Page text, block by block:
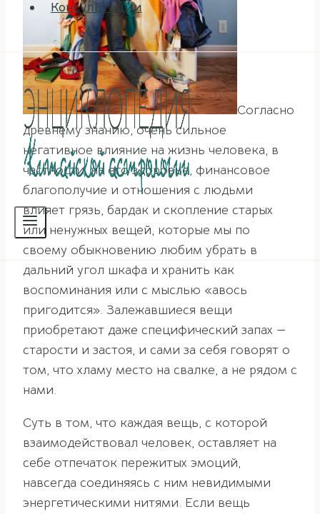
Консультации
Согласно
древнему знанию, очень сильное
негативное влияние на жизнь человека, в
частности, на его здоровье, финансовое
благополучие и отношения с людьми
влияет грязь, бардак и скопление старых
или ненужных вещей, которые мы по
своему обыкновению любим убрать в
дальний угол шкафа и хранить как
воспоминания или с мыслью «авось
пригодится». Залежавшиеся вещи
приобретают даже специфический запах —
старости и застоя, и сами за себя говорят о
том, что хламу место на свалке, а не рядом с
нами.
Суть в том, что каждая вещь, с которой
взаимодействовал человек, оставляет на
себе отпечаток пережитых эмоций,
навсегда соединяясь с ним невидимыми
энергетическими нитями. Если вещь